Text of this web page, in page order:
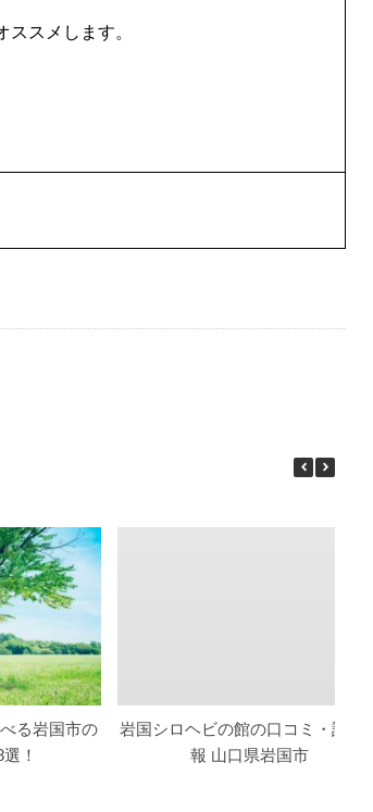
スメします。
る岩国市の
！
岩国シロヘビの館の口コミ・詳細情
報 山口県岩国市